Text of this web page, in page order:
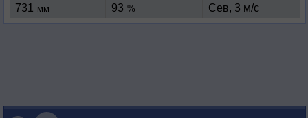
731 мм 93 % Сев, 3 м/с